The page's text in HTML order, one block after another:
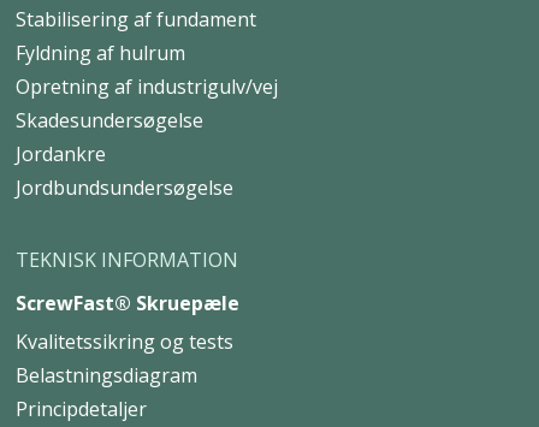
Stabilisering af fundament
Fyldning af hulrum
Opretning af industrigulv/vej
Skadesundersøgelse
Jordankre
Jordbundsundersøgelse
TEKNISK INFORMATION
ScrewFast® Skruepæle
Kvalitetssikring og tests
Belastningsdiagram
Principdetaljer